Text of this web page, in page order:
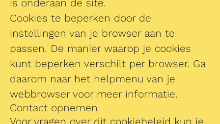
is onderaan de site.
Cookies te beperken door de
instellingen van je browser aan te
passen. De manier waarop je cookies
kunt beperken verschilt per browser. Ga
daarom naar het helpmenu van je
webbrowser voor meer informatie.
Contact opnemen
Voor vragen over dit cookiebeleid kun je